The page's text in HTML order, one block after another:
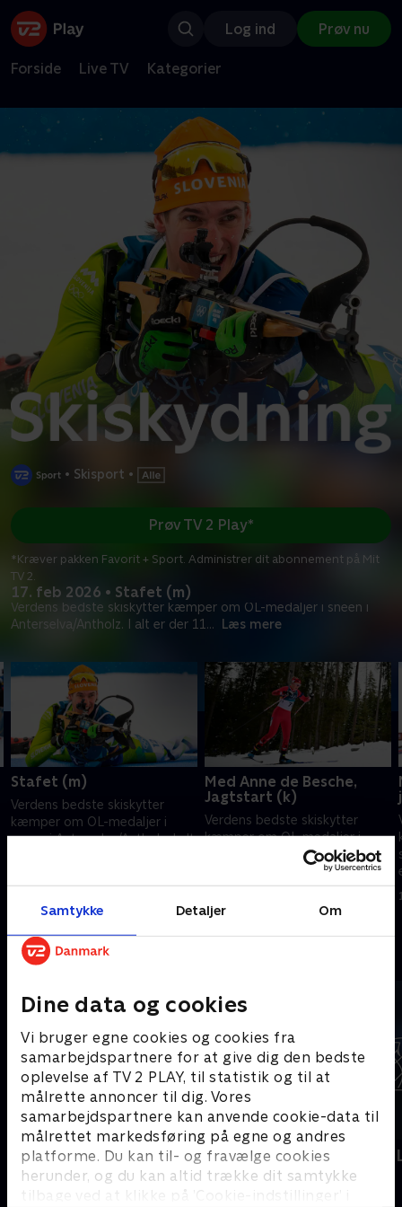
Samtykke Detaljer Om
Dine data og cookies
Vi bruger egne cookies og cookies fra
samarbejdspartnere for at give dig den bedste
oplevelse af TV 2 PLAY, til statistik og til at
målrette annoncer til dig. Vores
samarbejdspartnere kan anvende cookie-data til
målrettet markedsføring på egne og andres
platforme. Du kan til- og fravælge cookies
herunder, og du kan altid trække dit samtykke
tilbage ved at klikke på ’Cookie-indstillinger’ i
Log ind Prøv nu
Forside Live TV Kategorier
• Skisport •
17. feb 2026 • Stafet (m)
Verdens bedste skiskytter kæmper om OL-medaljer i sneen i
Anterselva/Antholz. I alt er der 11 ... Læs mere
Prøv TV 2 Play*
*Kræver pakken Favorit + Sport. Administrer dit abonnement på Mit
TV 2.
Stafet (m)
Verdens bedste skiskytter
kæmper om OL-medaljer i
sneen i Anterselva/Antholz. I alt
medaljer at kæmpe om.
Med Anne de Besche,
Jagtstart (k)
Verdens bedste skiskytter
kæmper om OL-medaljer i
sneen i Anterselva/Antholz. I alt
er der 11 skiskydnings-
discipliner og derfor 33
medaljer at kæmpe om.
Andre så også
Skiskydning
Skisport
Vinter-OL -
Skisport